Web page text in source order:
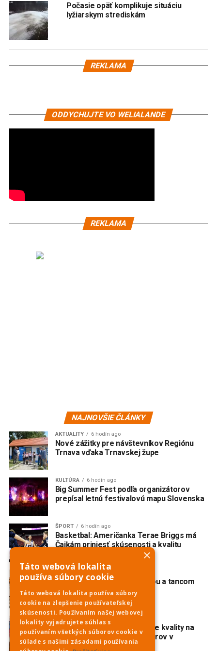
Počasie opäť komplikuje situáciu
lyžiarskym strediskám
REKLAMA
ODDYCHUJTE VO WELIALANDE
REKLAMA
NAJNOVŠIE ČLÁNKY
AKTUALITY 6 hodín ago
Nové zážitky pre návštevníkov Regiónu
Trnava vďaka Trnavskej župe
KULTÚRA 6 hodín ago
Big Summer Fest podľa organizátorov
prepísal letnú festivalovú mapu Slovenska
ŠPORT 6 hodín ago
Basketbal: Američanka Terae Briggs má
Čajkám priniesť skúsenosti a kvalitu
KULTÚRA 1 deň ago
Červeník žije spevom, hudbou a tancom
ŠPORT 1 deň ago
Karolina Valko potvrdila svoje kvality na
majstrovstvách Európy juniorov v
diaľkovom plávaní
×
Táto webová lokalita
používa súbory cookie
Táto webová lokalita používa súbory
cookie na zlepšenie používateľskej
skúsenosti. Používaním našej webovej
lokality vyjadrujete súhlas s
používaním všetkých súborov cookie v
súlade s našimi zásadami používania